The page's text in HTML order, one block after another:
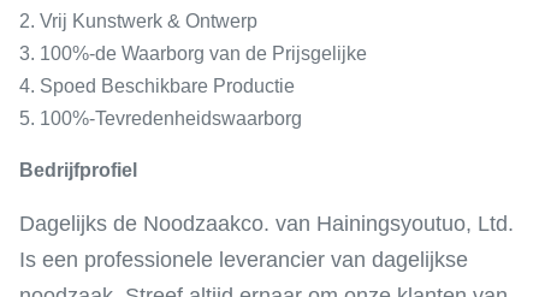
2. Vrij Kunstwerk & Ontwerp
3. 100%-de Waarborg van de Prijsgelijke
4. Spoed Beschikbare Productie
5. 100%-Tevredenheidswaarborg
Bedrijfprofiel
Dagelijks de Noodzaakco. van Hainingsyoutuo, Ltd.
Is een professionele leverancier van dagelijkse